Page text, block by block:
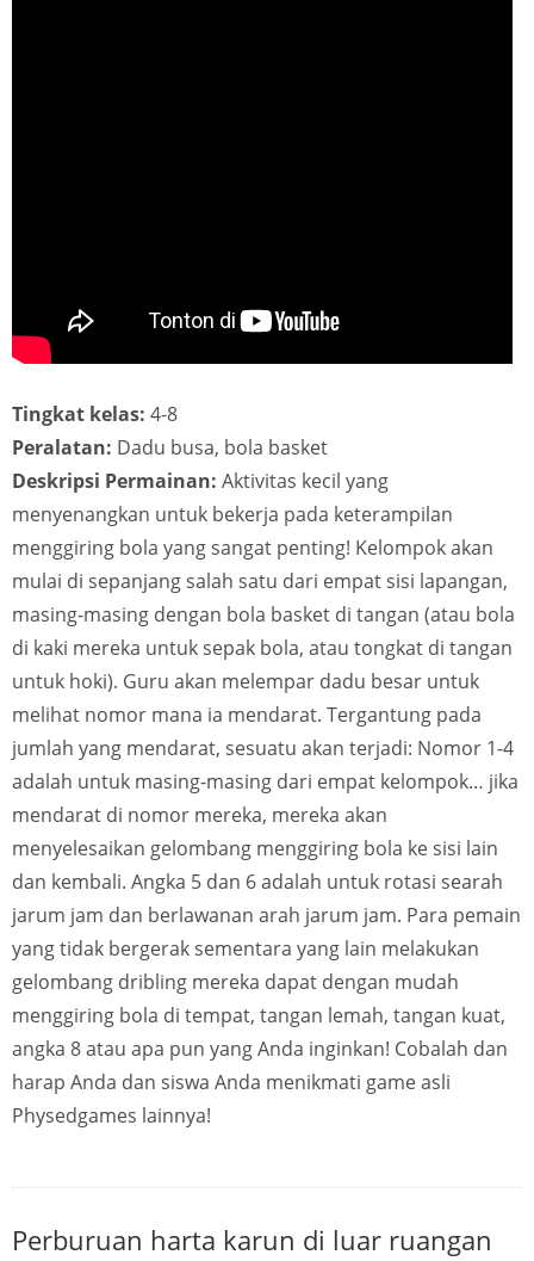
Tingkat kelas: 4-8
Peralatan: Dadu busa, bola basket
Deskripsi Permainan: Aktivitas kecil yang
menyenangkan untuk bekerja pada keterampilan
menggiring bola yang sangat penting! Kelompok akan
mulai di sepanjang salah satu dari empat sisi lapangan,
masing-masing dengan bola basket di tangan (atau bola
di kaki mereka untuk sepak bola, atau tongkat di tangan
untuk hoki). Guru akan melempar dadu besar untuk
melihat nomor mana ia mendarat. Tergantung pada
jumlah yang mendarat, sesuatu akan terjadi: Nomor 1-4
adalah untuk masing-masing dari empat kelompok… jika
mendarat di nomor mereka, mereka akan
menyelesaikan gelombang menggiring bola ke sisi lain
dan kembali. Angka 5 dan 6 adalah untuk rotasi searah
jarum jam dan berlawanan arah jarum jam. Para pemain
yang tidak bergerak sementara yang lain melakukan
gelombang dribling mereka dapat dengan mudah
menggiring bola di tempat, tangan lemah, tangan kuat,
angka 8 atau apa pun yang Anda inginkan! Cobalah dan
harap Anda dan siswa Anda menikmati game asli
Physedgames lainnya!
Perburuan harta karun di luar ruangan